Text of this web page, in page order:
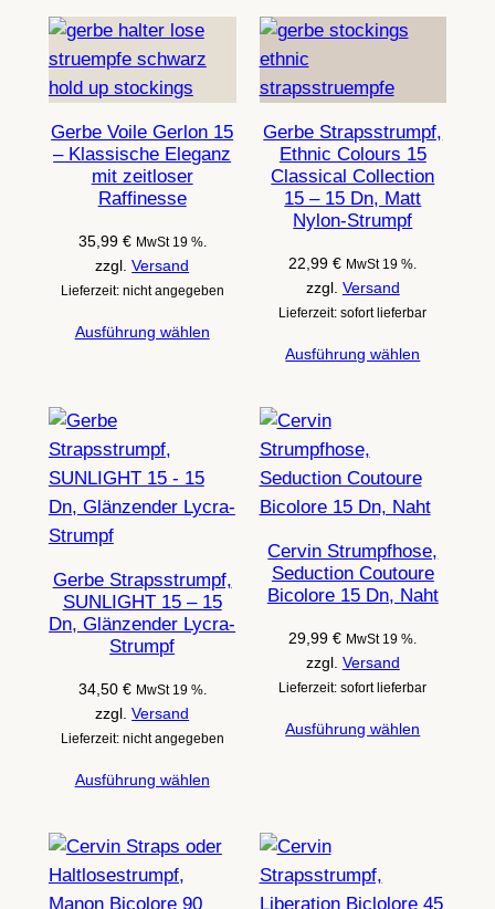
Gerbe Voile Gerlon 15
– Klassische Eleganz
mit zeitloser
Raffinesse
35,99 € MwSt 19 %.
zzgl.Versand
Lieferzeit: nicht angegeben
Ausführung wählen
Gerbe Strapsstrumpf,
Ethnic Colours 15
Classical Collection
15 – 15 Dn, Matt
Nylon-Strumpf
22,99€ MwSt 19 %.
zzgl. Versand
Lieferzeit: sofort lieferbar
Ausführung wählen
Gerbe Strapsstrumpf,
SUNLIGHT 15 – 15
Dn, Glänzender Lycra-
Strumpf
34,50 € MwSt 19 %.
zzgl.Versand
Lieferzeit: nicht angegeben
Ausführung wählen
Cervin Strumpfhose,
Seduction Coutoure
Bicolore 15 Dn, Naht
29,99€ MwSt 19 %.
zzgl. Versand
Lieferzeit: sofort lieferbar
Ausführung wählen